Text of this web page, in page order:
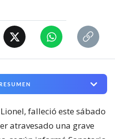
falleció este sábado
atravesado una grave